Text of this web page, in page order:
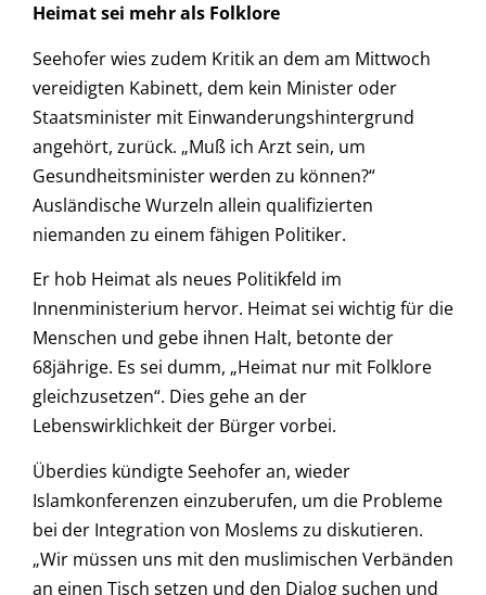
Heimat sei mehr als Folklore
Seehofer wies zudem Kritik an dem am Mittwoch
vereidigten Kabinett, dem kein Minister oder
Staatsminister mit Einwanderungshintergrund
angehört, zurück. „Muß ich Arzt sein, um
Gesundheitsminister werden zu können?“
Ausländische Wurzeln allein qualifizierten
niemanden zu einem fähigen Politiker.
Er hob Heimat als neues Politikfeld im
Innenministerium hervor. Heimat sei wichtig für die
Menschen und gebe ihnen Halt, betonte der
68jährige. Es sei dumm, „Heimat nur mit Folklore
gleichzusetzen“. Dies gehe an der
Lebenswirklichkeit der Bürger vorbei.
Überdies kündigte Seehofer an, wieder
Islamkonferenzen einzuberufen, um die Probleme
bei der Integration von Moslems zu diskutieren.
„Wir müssen uns mit den muslimischen Verbänden
an einen Tisch setzen und den Dialog suchen und